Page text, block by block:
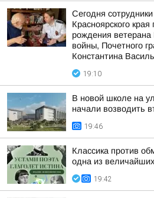
Сегодня
Красноярского
рождения
войны, Почетного
Константина
19:10
В новой школе на
начали возводить
19:46
Классика против
одна из
19:42